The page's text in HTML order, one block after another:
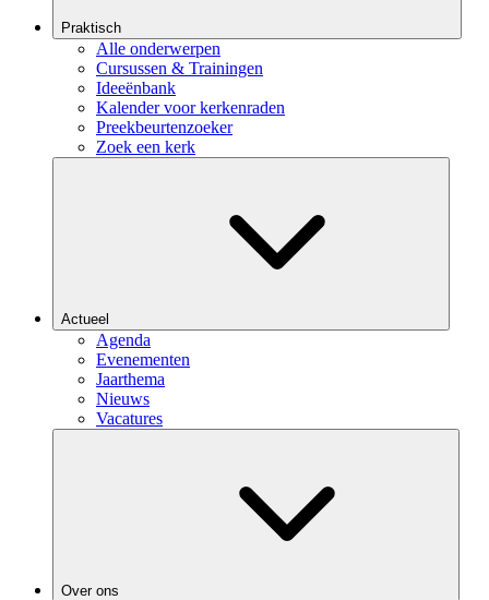
Praktisch
Alle onderwerpen
Cursussen & Trainingen
Ideeënbank
Kalender voor kerkenraden
Preekbeurtenzoeker
Zoek een kerk
Actueel
Agenda
Evenementen
Jaarthema
Nieuws
Vacatures
Over ons